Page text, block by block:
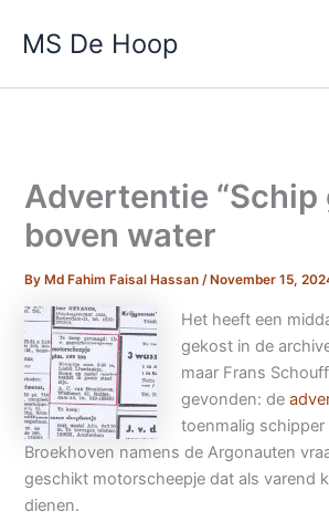
MS De Hoop
Advertentie “Schip
boven water
By Md Fahim Faisal Hassan/ November 15,
Het heeft een
gekost in de
maar Frans
gevonden: de
toenmalig schipper
Broekhoven namens de Argonauten
geschikt motorscheepje dat als varend
dienen.